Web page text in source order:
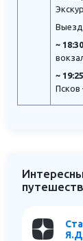
Выезд
~ 18:30
~
Псков